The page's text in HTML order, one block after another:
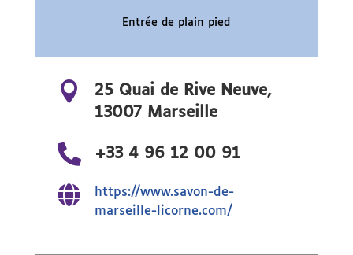
Entrée de plain pied

25 Quai de Rive Neuve,
13007 Marseille
 +33 4 96 12 00 91

https://www.savon-de-
marseille-licorne.com/